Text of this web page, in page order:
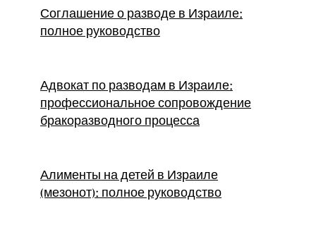
Соглашение о разводе в Израиле:
полное руководство
Адвокат по разводам в Израиле:
профессиональное сопровождение
бракоразводного процесса
Алименты на детей в Израиле
(мезонот): полное руководство